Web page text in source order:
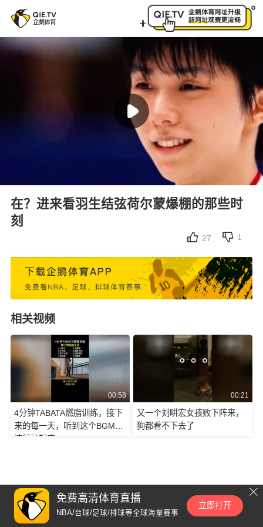
在？进来看羽生结弦荷尔蒙爆棚的那些时刻
在？进来看羽生结弦荷尔蒙爆棚的那些时
刻
27 1
相关视频
00:58
4分钟TABATA燃脂训练，接下
来的每一天，听到这个BGM就
该行动起来
00:21
又一个刘畊宏女孩败下阵来，
狗都看不下去了
免费高清体育直播
NBA/台球/足球/排球等全球海量赛事
立即打开